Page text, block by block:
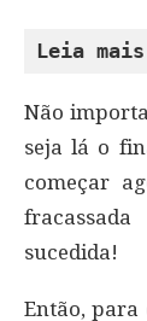
Leia
Não
seja lá o
começar
sucedida!
Então, para